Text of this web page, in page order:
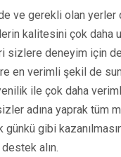
ve gerekli olan yerler
kalitesini çok daha
sizlere deneyim için
en verimli şekil de
ile çok daha
adına yaprak tüm
gibi
alın.